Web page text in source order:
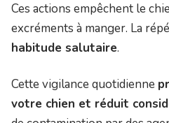
Ces actions empêchent le
excréments à manger. La
habitude salutaire.
Cette vigilance quotidienne
votre chien et réduit